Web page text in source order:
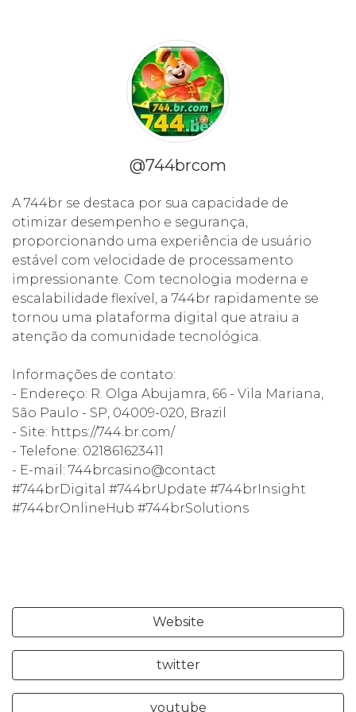
@744brcom
A 744br se destaca por sua capacidade de
otimizar desempenho e segurança,
proporcionando uma experiência de usuário
estável com velocidade de processamento
impressionante. Com tecnologia moderna e
escalabilidade flexível, a 744br rapidamente se
tornou uma plataforma digital que atraiu a
atenção da comunidade tecnológica.
Informações de contato:
- Endereço: R. Olga Abujamra, 66 - Vila Mariana,
São Paulo - SP, 04009-020, Brazil
- Site: https://744.br.com/
- Telefone: 021861623411
- E-mail: 744brcasino@contact
#744brDigital #744brUpdate #744brInsight
#744brOnlineHub #744brSolutions
Website
twitter
youtube